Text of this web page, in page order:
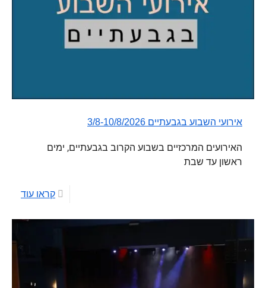
אירועי השבוע בגבעתיים 3/8-10/8/2026
האירועים המרכזיים בשבוע הקרוב בגבעתיים, ימים
ראשון עד שבת
קראו עוד